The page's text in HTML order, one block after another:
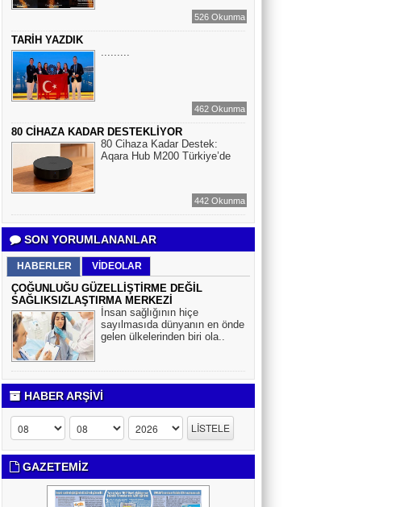
DÜNYANIN MERKEZİNDE YAŞADIĞINI
526 Okunma
TARİH YAZDIK
.........
462 Okunma
80 CİHAZA KADAR DESTEKLİYOR
80 Cihaza Kadar Destek:
Aqara Hub M200 Türkiye’de
442 Okunma
SON YORUMLANANLAR
HABERLER VİDEOLAR
ÇOĞUNLUĞU GÜZELLİŞTİRME DEĞİL
SAĞLIKSIZLAŞTIRMA MERKEZİ
İnsan sağlığının hiçe
sayılmasıda dünyanın en önde
gelen ülkelerinden biri ola..
HABER ARŞİVİ
GAZETEMİZ